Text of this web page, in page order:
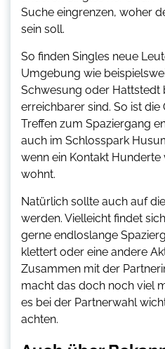
Suche eingrenzen, woher
sein soll.
So finden Singles neue
Umgebung wie
Schwesung oder Hattstedt
erreichbarer sind. So ist
Treffen zum Spaziergang
auch im Schlosspark
wenn ein Kontakt
wohnt.
Natürlich sollte auch auf
werden. Vielleicht findet
gerne endloslange
klettert oder eine andere
Zusammen mit der
macht das doch noch viel
es bei der Partnerwahl
achten.